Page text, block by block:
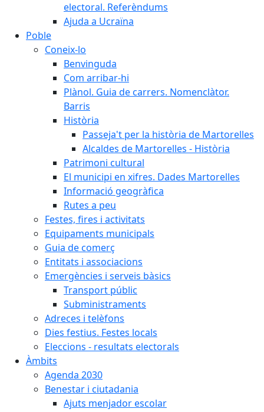
electoral. Referèndums
Ajuda a Ucraïna
Poble
Coneix-lo
Benvinguda
Com arribar-hi
Plànol. Guia de carrers. Nomenclàtor.
Barris
Història
Passeja't per la història de Martorelles
Alcaldes de Martorelles - Història
Patrimoni cultural
El municipi en xifres. Dades Martorelles
Informació geogràfica
Rutes a peu
Festes, fires i activitats
Equipaments municipals
Guia de comerç
Entitats i associacions
Emergències i serveis bàsics
Transport públic
Subministraments
Adreces i telèfons
Dies festius. Festes locals
Eleccions - resultats electorals
Àmbits
Agenda 2030
Benestar i ciutadania
Ajuts menjador escolar